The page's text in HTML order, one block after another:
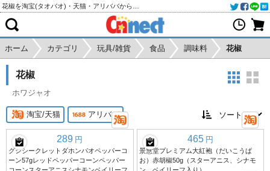
ホーム カテゴリ 玩具/雑貨 食品 調味料 花椒
花椒
ホワジャオ
淘宝/天猫 アリババ
289 円
グシシークレットダホンパオペッパーコ
ーン57gレッドペッパーコーンペッパー
465 円
景慧堂プレミアム大紅袍（だいこうぱ
お）赤胡椒50g（スターアニス、シナモ